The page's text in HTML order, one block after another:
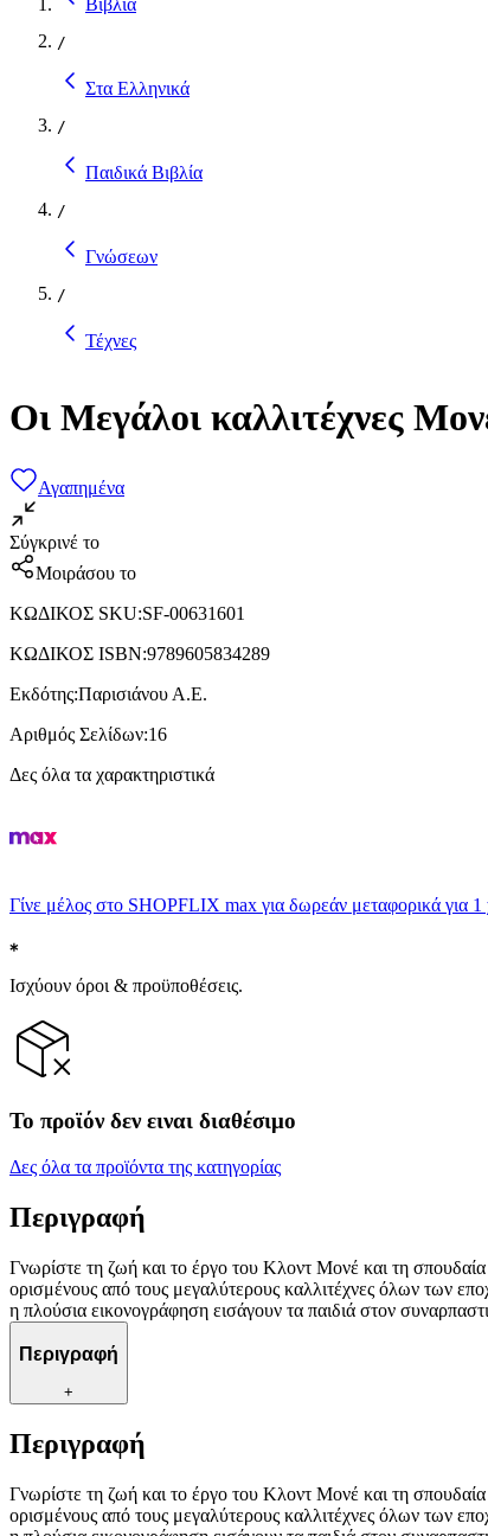
/
Στα Ελληνικά
/
Παιδικά Βιβλία
/
Γνώσεων
/
Τέχνες
Οι Μεγάλοι καλλιτέχνες
Αγαπημένα
Σύγκρινέ το
Μοιράσου το
ΚΩΔΙΚΟΣ SKU:SF-00631601
ΚΩΔΙΚΟΣ ISBN:9789605834289
Εκδότης:Παρισιάνου Α.Ε.
Αριθμός Σελίδων:16
Δες όλα τα χαρακτηριστικά
Γίνε μέλος στο SHOPFLIX max για δωρεάν μεταφορικά για 1
Ισχύουν όροι & προϋποθέσεις.
Το προϊόν δεν ειναι διαθέσιμο
Δες όλα τα προϊόντα της κατηγορίας
Περιγραφή
Γνωρίστε τη ζωή και το έργο του Κλοντ Μονέ και τη
ορισμένους από τους μεγαλύτερους καλλιτέχνες όλων των
η πλούσια εικονογράφηση εισάγουν τα παιδιά στον
Περιγραφή
+
Περιγραφή
Γνωρίστε τη ζωή και το έργο του Κλοντ Μονέ και τη
ορισμένους από τους μεγαλύτερους καλλιτέχνες όλων των